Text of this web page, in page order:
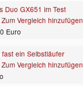
Duo GX651 im Test
Vergleich hinzufügen
Euro
ein Selbstläufer
Vergleich hinzufügen